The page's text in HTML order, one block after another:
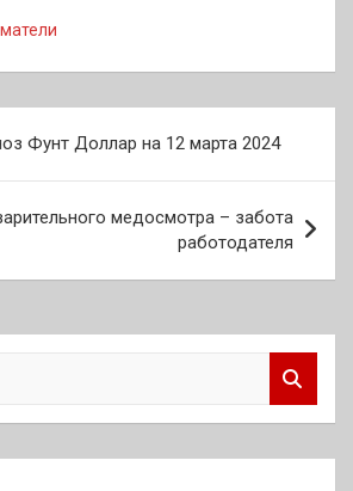
Фунт Доллар на 12 марта 2024
медосмотра – забота
работодателя